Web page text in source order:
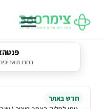
בחרו תאריכים · 2
חדש באתר